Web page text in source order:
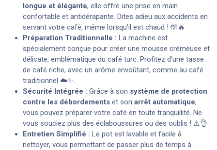
longue et élégante, elle offre une prise en main
confortable et antidérapante. Dites adieu aux accidents en
servant votre café, même lorsqu'il est chaud ! 🤲🔥
Préparation Traditionnelle : La machine est
spécialement conçue pour créer une mousse crémeuse et
délicate, emblématique du café turc. Profitez d’une tasse
de café riche, avec un arôme envoûtant, comme au café
traditionnel ☁️✨.
Sécurité Intégrée : Grâce à son système de protection
contre les débordements et son arrêt automatique,
vous pouvez préparer votre café en toute tranquillité. Ne
vous souciez plus des éclaboussures ou des oublis ! ⚠️👌
Entretien Simplifié : Le pot est lavable et facile à
nettoyer, vous permettant de passer plus de temps à